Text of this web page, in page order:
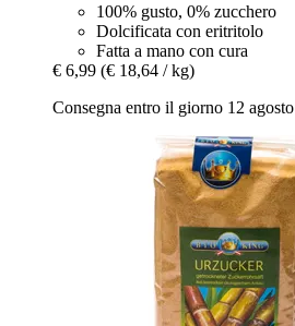
100% gusto, 0% zucchero
Dolcificata con eritritolo
Fatta a mano con cura
€ 6,99 (€ 18,64 / kg)
Consegna entro il giorno 12 agosto